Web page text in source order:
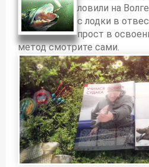
ловили на
с лодки в
прост в
метод смотрите сами.